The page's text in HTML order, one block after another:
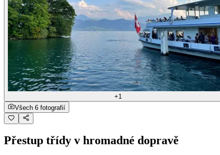
+1
Všech 6 fotografií
Přestup třídy v hromadné dopravě